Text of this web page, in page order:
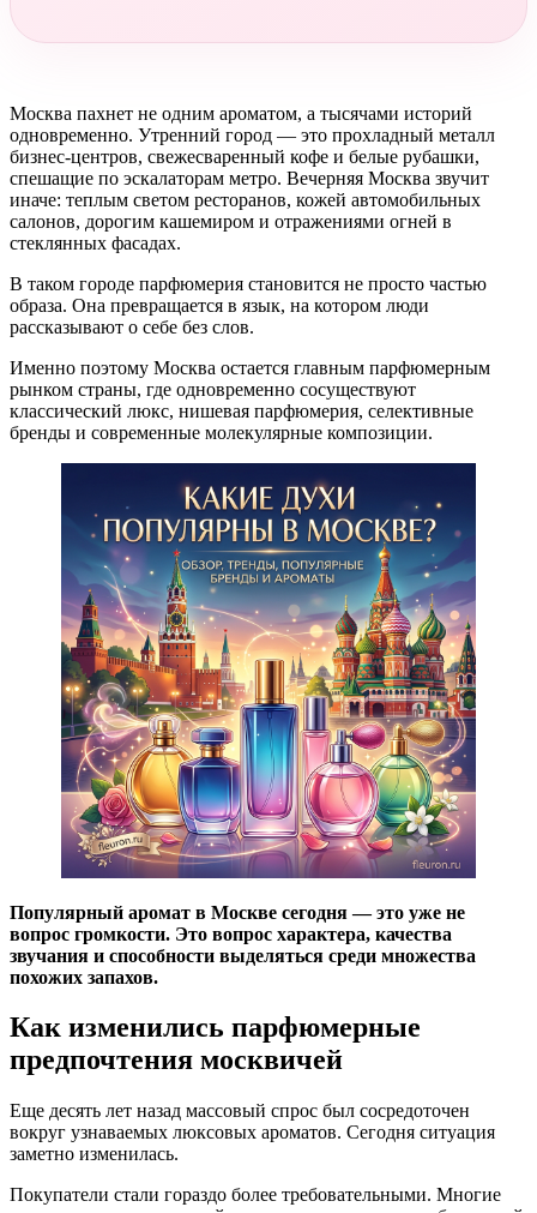
Москва пахнет не одним ароматом, а тысячами историй
одновременно. Утренний город — это прохладный металл
бизнес-центров, свежесваренный кофе и белые рубашки,
спешащие по эскалаторам метро. Вечерняя Москва звучит
иначе: теплым светом ресторанов, кожей автомобильных
салонов, дорогим кашемиром и отражениями огней в
стеклянных фасадах.
В таком городе парфюмерия становится не просто частью
образа. Она превращается в язык, на котором люди
рассказывают о себе без слов.
Именно поэтому Москва остается главным парфюмерным
рынком страны, где одновременно сосуществуют
классический люкс, нишевая парфюмерия, селективные
бренды и современные молекулярные композиции.
Популярный аромат в Москве сегодня — это уже не
вопрос громкости. Это вопрос характера, качества
звучания и способности выделяться среди множества
похожих запахов.
Как изменились парфюмерные
предпочтения москвичей
Еще десять лет назад массовый спрос был сосредоточен
вокруг узнаваемых люксовых ароматов. Сегодня ситуация
заметно изменилась.
Покупатели стали гораздо более требовательными. Многие